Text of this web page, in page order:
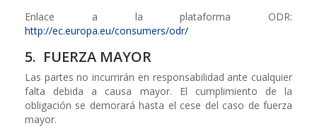
Enlace a la plataforma ODR:
http://ec.europa.eu/consumers/odr/
5. FUERZA MAYOR
Las partes no incurrirán en responsabilidad ante cualquier
falta debida a causa mayor. El cumplimiento de la
obligación se demorará hasta el cese del caso de fuerza
mayor.